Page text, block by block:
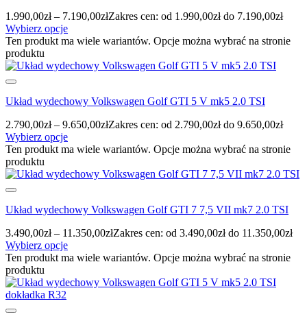
1.990,00zł – 7.190,00złZakres cen: od 1.990,00zł do 7.190,00zł
Wybierz opcje
Ten produkt ma wiele wariantów. Opcje można wybrać na stronie
produktu
Układ wydechowy Volkswagen Golf GTI 5 V mk5 2.0 TSI
2.790,00zł – 9.650,00złZakres cen: od 2.790,00zł do 9.650,00zł
Wybierz opcje
Ten produkt ma wiele wariantów. Opcje można wybrać na stronie
produktu
Układ wydechowy Volkswagen Golf GTI 7 7,5 VII mk7 2.0 TSI
3.490,00zł – 11.350,00złZakres cen: od 3.490,00zł do 11.350,00zł
Wybierz opcje
Ten produkt ma wiele wariantów. Opcje można wybrać na stronie
produktu